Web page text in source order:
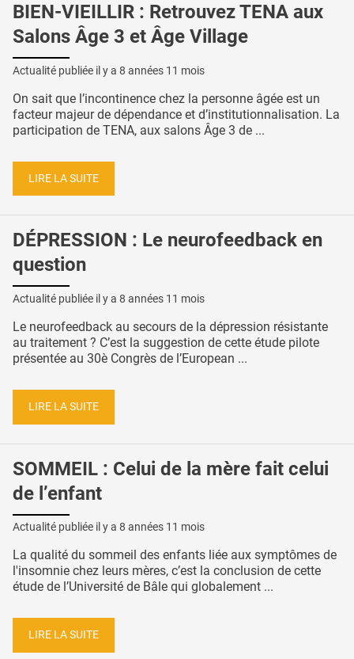
BIEN-VIEILLIR : Retrouvez TENA aux
Salons Âge 3 et Âge Village
Actualité publiée il y a 8 années 11 mois
On sait que l’incontinence chez la personne âgée est un
facteur majeur de dépendance et d’institutionnalisation. La
participation de TENA, aux salons Âge 3 de ...
LIRE LA SUITE
DÉPRESSION : Le neurofeedback en
question
Actualité publiée il y a 8 années 11 mois
Le neurofeedback au secours de la dépression résistante
au traitement ? C’est la suggestion de cette étude pilote
présentée au 30è Congrès de l’European ...
LIRE LA SUITE
SOMMEIL : Celui de la mère fait celui
de l’enfant
Actualité publiée il y a 8 années 11 mois
La qualité du sommeil des enfants liée aux symptômes de
l'insomnie chez leurs mères, c’est la conclusion de cette
étude de l’Université de Bâle qui globalement ...
LIRE LA SUITE